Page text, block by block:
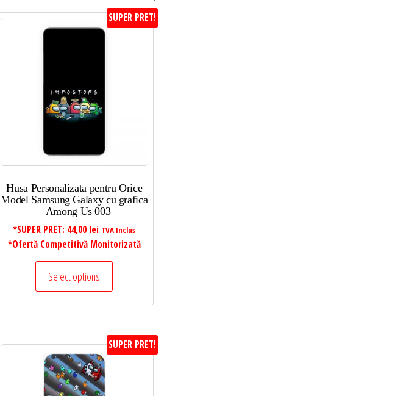
SUPER PRET!
Husa Personalizata pentru Orice
Model Samsung Galaxy cu grafica
– Among Us 003
*SUPER PRET: 44,00 lei TVA Inclus
*Ofertă Competitivă Monitorizată
Select options
SUPER PRET!